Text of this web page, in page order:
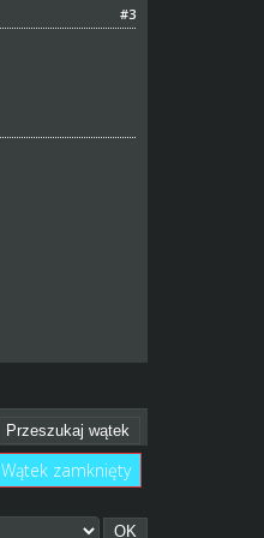
#3
Wątek zamknięty